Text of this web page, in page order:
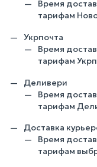
Время
тарифам
Укрпочта
Время
тарифам
Деливери
Время
тарифам
Доставка
Время
тарифам